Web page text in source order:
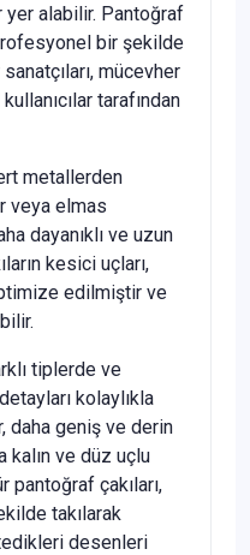
yer alabilir. Pantoğraf
bir şekilde
mücevher
tarafından
metallerden
veya elmas
dayanıklı ve uzun
kesici uçları,
edilmiştir ve
tiplerde ve
kolaylıkla
daha geniş ve derin
kalın ve düz uçlu
pantoğraf çakıları,
takılarak
desenleri